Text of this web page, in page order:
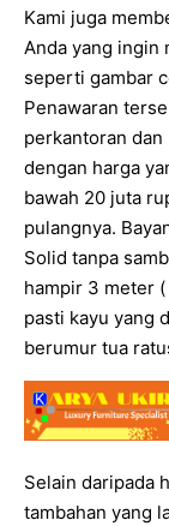
Kami juga
Anda yang ingin
seperti gambar
Penawaran
perkantoran
dengan harga
bawah 20 juta
pulangnya.
Solid tanpa
hampir 3 meter
pasti kayu yang
berumur tua
Selain daripada
tambahan yang